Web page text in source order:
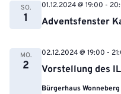
SO.
1 Adventsfenster
01.12.2024 @ 19:00 -
MO.
2 Vorstellung des
02.12.2024 @ 19:00 -
Bürgerhaus Wonneberg